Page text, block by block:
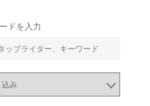
ドを入力